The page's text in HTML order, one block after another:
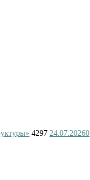
4297 24.07.20260